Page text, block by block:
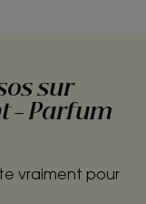
sur
- Parfum
vraiment pour